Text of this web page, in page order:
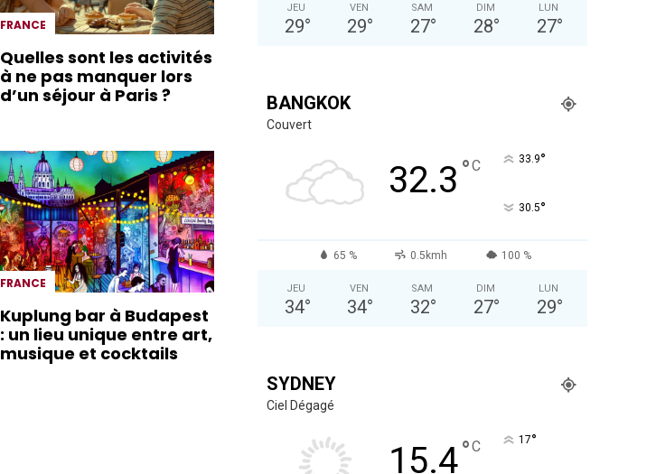
FRANCE
Quelles sont les activités
à ne pas manquer lors
d’un séjour à Paris ?
FRANCE
Kuplung bar à Budapest
: un lieu unique entre art,
musique et cocktails
JEU
29°
VEN
29°
SAM
27°
DIM
28°
LUN
27°
BANGKOK
Couvert
32.3 °C 33.9°
30.5°
65 % 0.5kmh 100 %
JEU
34°
VEN
34°
SAM
32°
DIM
27°
LUN
29°
SYDNEY
Ciel Dégagé
15.4°C 17°